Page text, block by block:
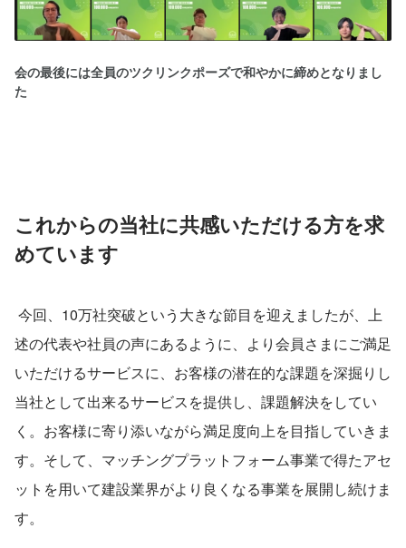
会の最後には全員のツクリンクポーズで和やかに締めとなりまし
た
これからの当社に共感いただける方を求
めています
今回、10万社突破という大きな節目を迎えましたが、上
述の代表や社員の声にあるように、より会員さまにご満足
いただけるサービスに、お客様の潜在的な課題を深掘りし
当社として出来るサービスを提供し、課題解決をしてい
く。お客様に寄り添いながら満足度向上を目指していきま
す。そして、マッチングプラットフォーム事業で得たアセ
ットを用いて建設業界がより良くなる事業を展開し続けま
す。